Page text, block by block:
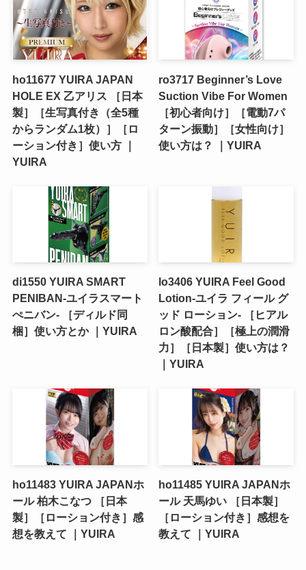
ho11677 YUIRA JAPAN
HOLE EX 乙アリス ［日本
製］［生写真付き（全5種
からランダム1枚）］［ロ
ーション付き］使い方 ｜
YUIRA
ro3717 Beginner’s Love
Suction Vibe For Women
［初心者向け］［電動7パ
ターン振動］［女性向け］
使い方は？ ｜YUIRA
di1550 YUIRA SMART
PENIBAN-ユイラスマート
ぺニバン- ［ディルド同
梱］使い方とか ｜YUIRA
lo3406 YUIRA Feel Good
Lotion-ユイラ フィール グ
ッド ローション- ［ヒアル
ロン酸配合］［極上の潤滑
力］［日本製］使い方は？
｜YUIRA
ho11483 YUIRA JAPANホ
ール 柏木こなつ ［日本
製］［ローション付き］感
想を教えて ｜YUIRA
ho11485 YUIRA JAPANホ
ール 天馬ゆい ［日本製］
［ローション付き］感想を
教えて ｜YUIRA